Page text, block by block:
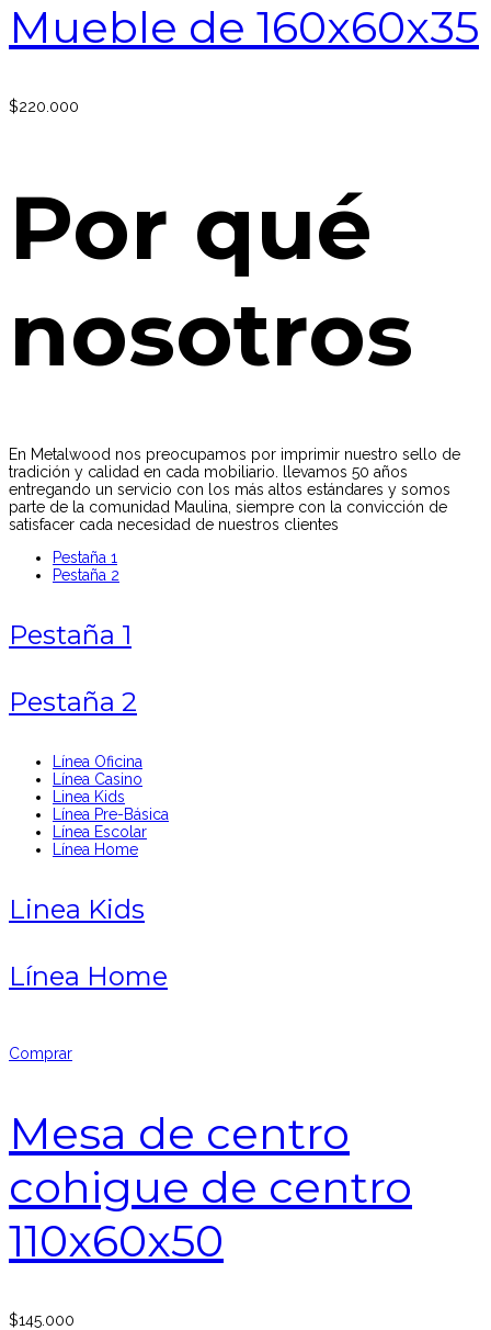
Mueble de 160x60x35
$220.000
Por qué
nosotros
En Metalwood nos preocupamos por imprimir nuestro sello de
tradición y calidad en cada mobiliario. llevamos 50 años
entregando un servicio con los más altos estándares y somos
parte de la comunidad Maulina, siempre con la convicción de
satisfacer cada necesidad de nuestros clientes
Pestaña 1
Pestaña 2
Pestaña 1
Pestaña 2
Línea Oficina
Línea Casino
Linea Kids
Línea Pre-Básica
Línea Escolar
Línea Home
Linea Kids
Línea Home
Comprar
Mesa de centro
cohigue de centro
110x60x50
$145.000